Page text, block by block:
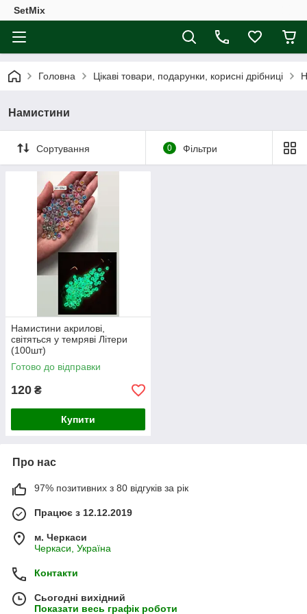
SetMix
Головна Цікаві товари, подарунки, корисні дрібниці
Намистини
Сортування 0 Фільтри
Намистини акрилові,
світяться у темряві Літери
(100шт)
Готово до відправки
120 ₴
Купити
Про нас
97% позитивних з 80 відгуків за рік
Працює з 12.12.2019
м. Черкаси
Черкаси, Україна
Контакти
Сьогодні вихідний
Показати весь графік роботи